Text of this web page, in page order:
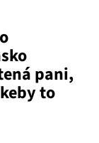
pani,
to